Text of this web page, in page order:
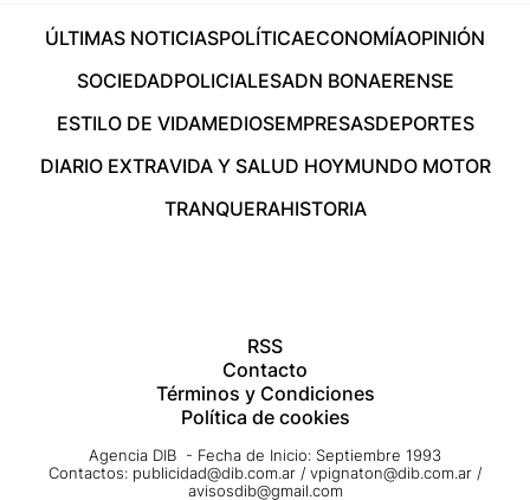
ÚLTIMAS NOTICIASPOLÍTICAECONOMÍAOPINIÓN
SOCIEDADPOLICIALESADN BONAERENSE
ESTILO DE VIDAMEDIOSEMPRESASDEPORTES
DIARIO EXTRAVIDA Y SALUD HOYMUNDO MOTOR
TRANQUERAHISTORIA
RSS
Contacto
Términos y Condiciones
Política de cookies
Agencia DIB - Fecha de Inicio: Septiembre 1993
Contactos: publicidad@dib.com.ar / vpignaton@dib.com.ar /
avisosdib@gmail.com